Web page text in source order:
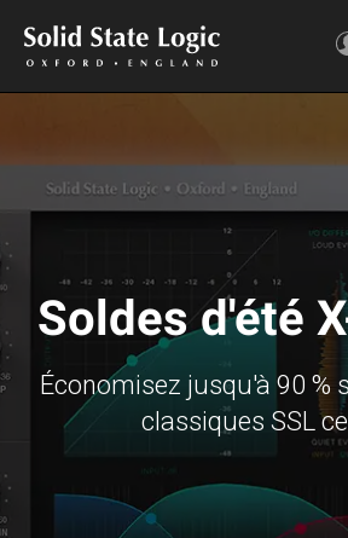
Soldes d'été
Économisez jusqu'à 90 %
classiques SSL